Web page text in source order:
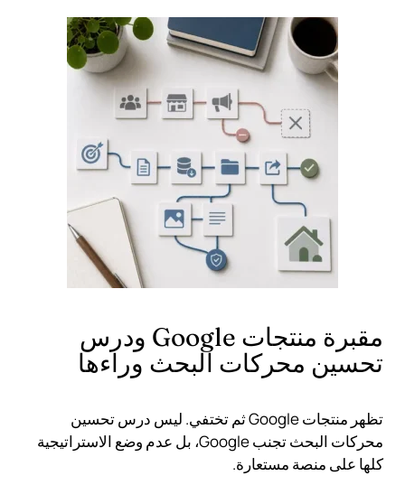
مقبرة منتجات Google ودرس
تحسين محركات البحث وراءها
تظهر منتجات Google ثم تختفي. ليس درس تحسين
محركات البحث تجنب Google، بل عدم وضع الاستراتيجية
كلها على منصة مستعارة.